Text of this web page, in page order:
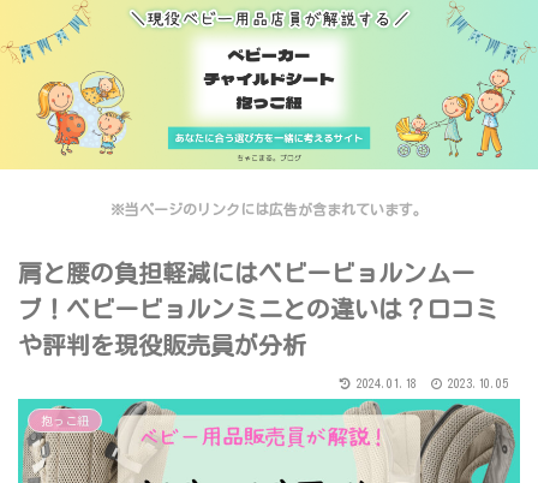
※当ページのリンクには広告が含まれています。
肩と腰の負担軽減にはベビービョルンムー
ブ！ベビービョルンミニとの違いは？口コミ
や評判を現役販売員が分析
2024.01.18 2023.10.05
抱っこ紐